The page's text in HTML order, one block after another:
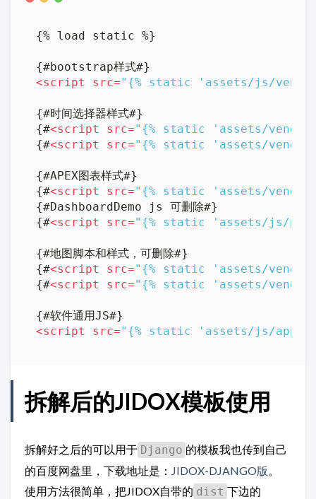
{% load static %}
<script src="{% static 'assets/js/
{#时间选择器样式#}
{#<script src="{% static 'assets/vendor/
{#<script src="{% static 'assets/
{#APEX图表样式#}
{#<script src="{% static 'assets/
{#DashboardDemo js 可删除#}
{#<script src="{% static 'assets/js/
{#地图脚本和样式，可删除#}
{#<script src="{% static 'assets/
{#<script src="{% static 'assets/
<script src="{% static 'assets/js/
拆解后的JIDOX模板使用
拆解好之后的可以用于 Django 的模板我也传到自己
的百度网盘里，下载地址是： JIDOX-DJANGO版
使用方法很简单，把JIDOX自带的 dist 下边的